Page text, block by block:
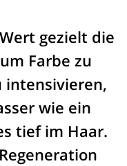
gezielt die
Farbe zu
intensivieren,
wie ein
tief im Haar.